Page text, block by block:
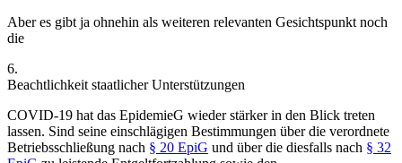
Aber es gibt ja ohnehin als weiteren relevanten Gesichtspunkt noch
die
6.
Beachtlichkeit staatlicher Unterstützungen
COVID-19 hat das EpidemieG wieder stärker in den Blick treten
lassen. Sind seine einschlägigen Bestimmungen über die verordnete
Betriebsschließung nach § 20 EpiG und über die diesfalls nach § 32